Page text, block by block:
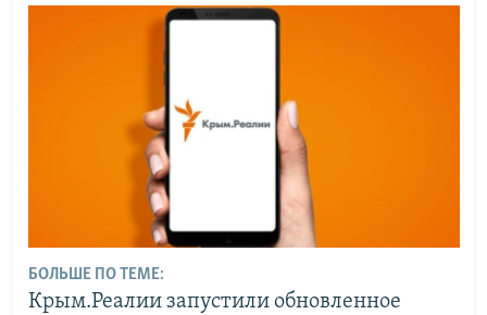
БОЛЬШЕ ПО ТЕМЕ:
Крым.Реалии запустили обновленное